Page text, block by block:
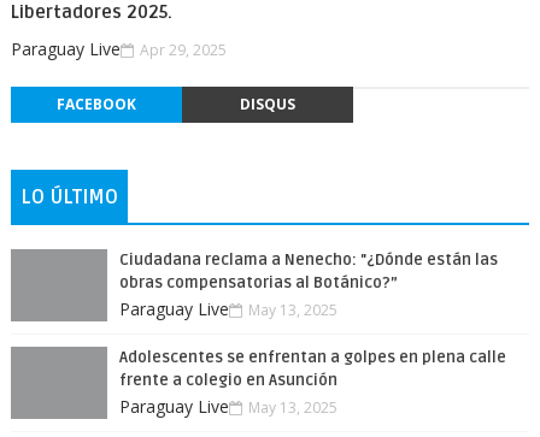
Libertadores 2025.
Paraguay Live Apr 29, 2025
FACEBOOK DISQUS
LO ÚLTIMO
Ciudadana reclama a Nenecho: "¿Dónde están las
obras compensatorias al Botánico?”
Paraguay Live May 13, 2025
Adolescentes se enfrentan a golpes en plena calle
frente a colegio en Asunción
Paraguay Live May 13, 2025